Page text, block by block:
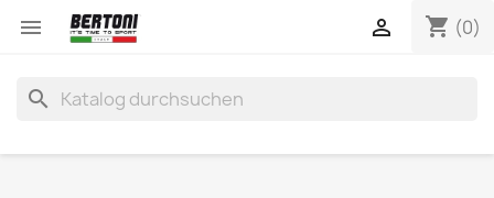
 shopping_cart (0)

search